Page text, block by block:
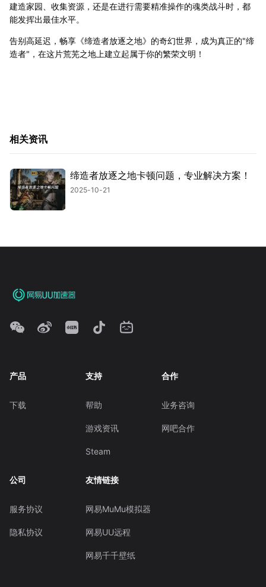
建造家园、收集资源，还是在进行需要精准操作的魂类战斗时，都
能发挥出最佳水平。
告别高延迟，畅享《缔造者放逐之地》的奇幻世界，成为真正的"缔
造者"，在这片荒芜之地上建立起属于你的繁荣文明！
相关资讯
缔造者放逐之地卡顿问题，专业解决方案！
2025-10-21
产品
下载
支持
帮助
游戏资讯
Steam
合作
业务咨询
网吧合作
公司
服务协议
隐私协议
友情链接
网易MuMu模拟器
网易UU远程
网易千千壁纸